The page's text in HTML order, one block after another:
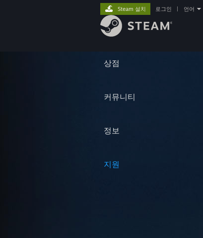
상점
커뮤니티
정보
지원
Steam 설치 로그인 언어